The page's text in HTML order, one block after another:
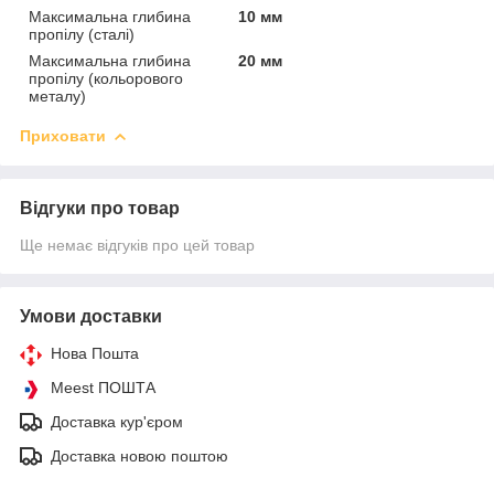
Максимальна глибина
пропілу (сталі)
10 мм
Максимальна глибина
пропілу (кольорового
металу)
20 мм
Приховати
Відгуки про товар
Ще немає відгуків про цей товар
Умови доставки
Нова Пошта
Meest ПОШТА
Доставка кур'єром
Доставка новою поштою